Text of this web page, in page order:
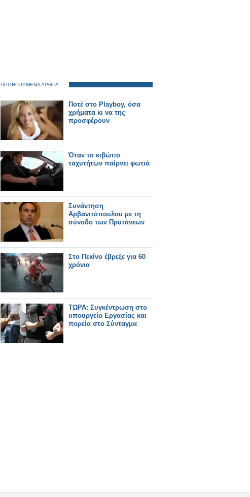
ΠΡΟΗΓΟΥΜΕΝΑ ΑΡΘΡΑ
Ποτέ στο Playboy, όσα
χρήματα κι να της
προσφέρουν
Όταν το κιβώτιο
ταχυτήτων παίρνει φωτιά
Συνάντηση
Αρβανιτόπουλου με τη
σύνοδο των Πρυτάνεων
Στο Πεκίνο έβρεξε για 60
χρόνια
ΤΩΡΑ: Συγκέντρωση στο
υπουργείο Εργασίας και
πορεία στο Σύνταγμα